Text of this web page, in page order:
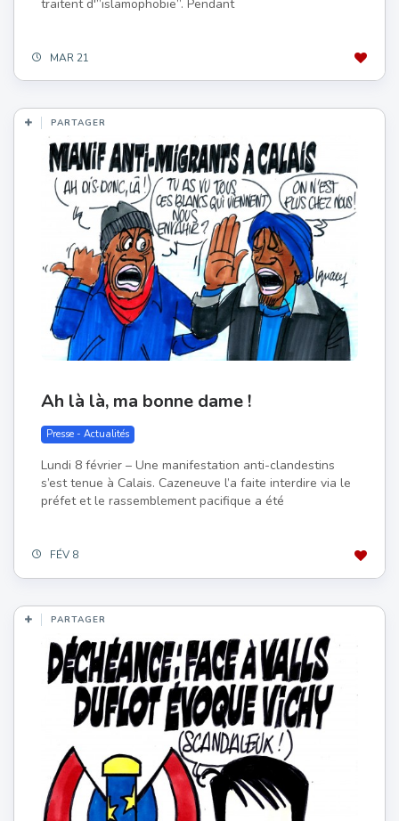
traitent d'”islamophobie”. Pendant
MAR 21
PARTAGER
Ah là là, ma bonne dame !
Presse - Actualités
Lundi 8 février – Une manifestation anti-clandestins
s’est tenue à Calais. Cazeneuve l’a faite interdire via le
préfet et le rassemblement pacifique a été
FÉV 8
PARTAGER